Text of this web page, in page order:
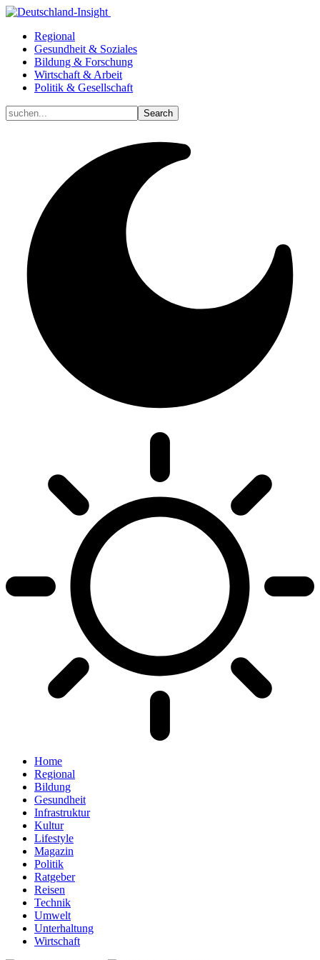
Regional
Gesundheit & Soziales
Bildung & Forschung
Wirtschaft & Arbeit
Politik & Gesellschaft
Home
Regional
Bildung
Gesundheit
Infrastruktur
Kultur
Lifestyle
Magazin
Politik
Ratgeber
Reisen
Technik
Umwelt
Unterhaltung
Wirtschaft